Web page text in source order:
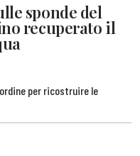
sponde del
recuperato il
per ricostruire le